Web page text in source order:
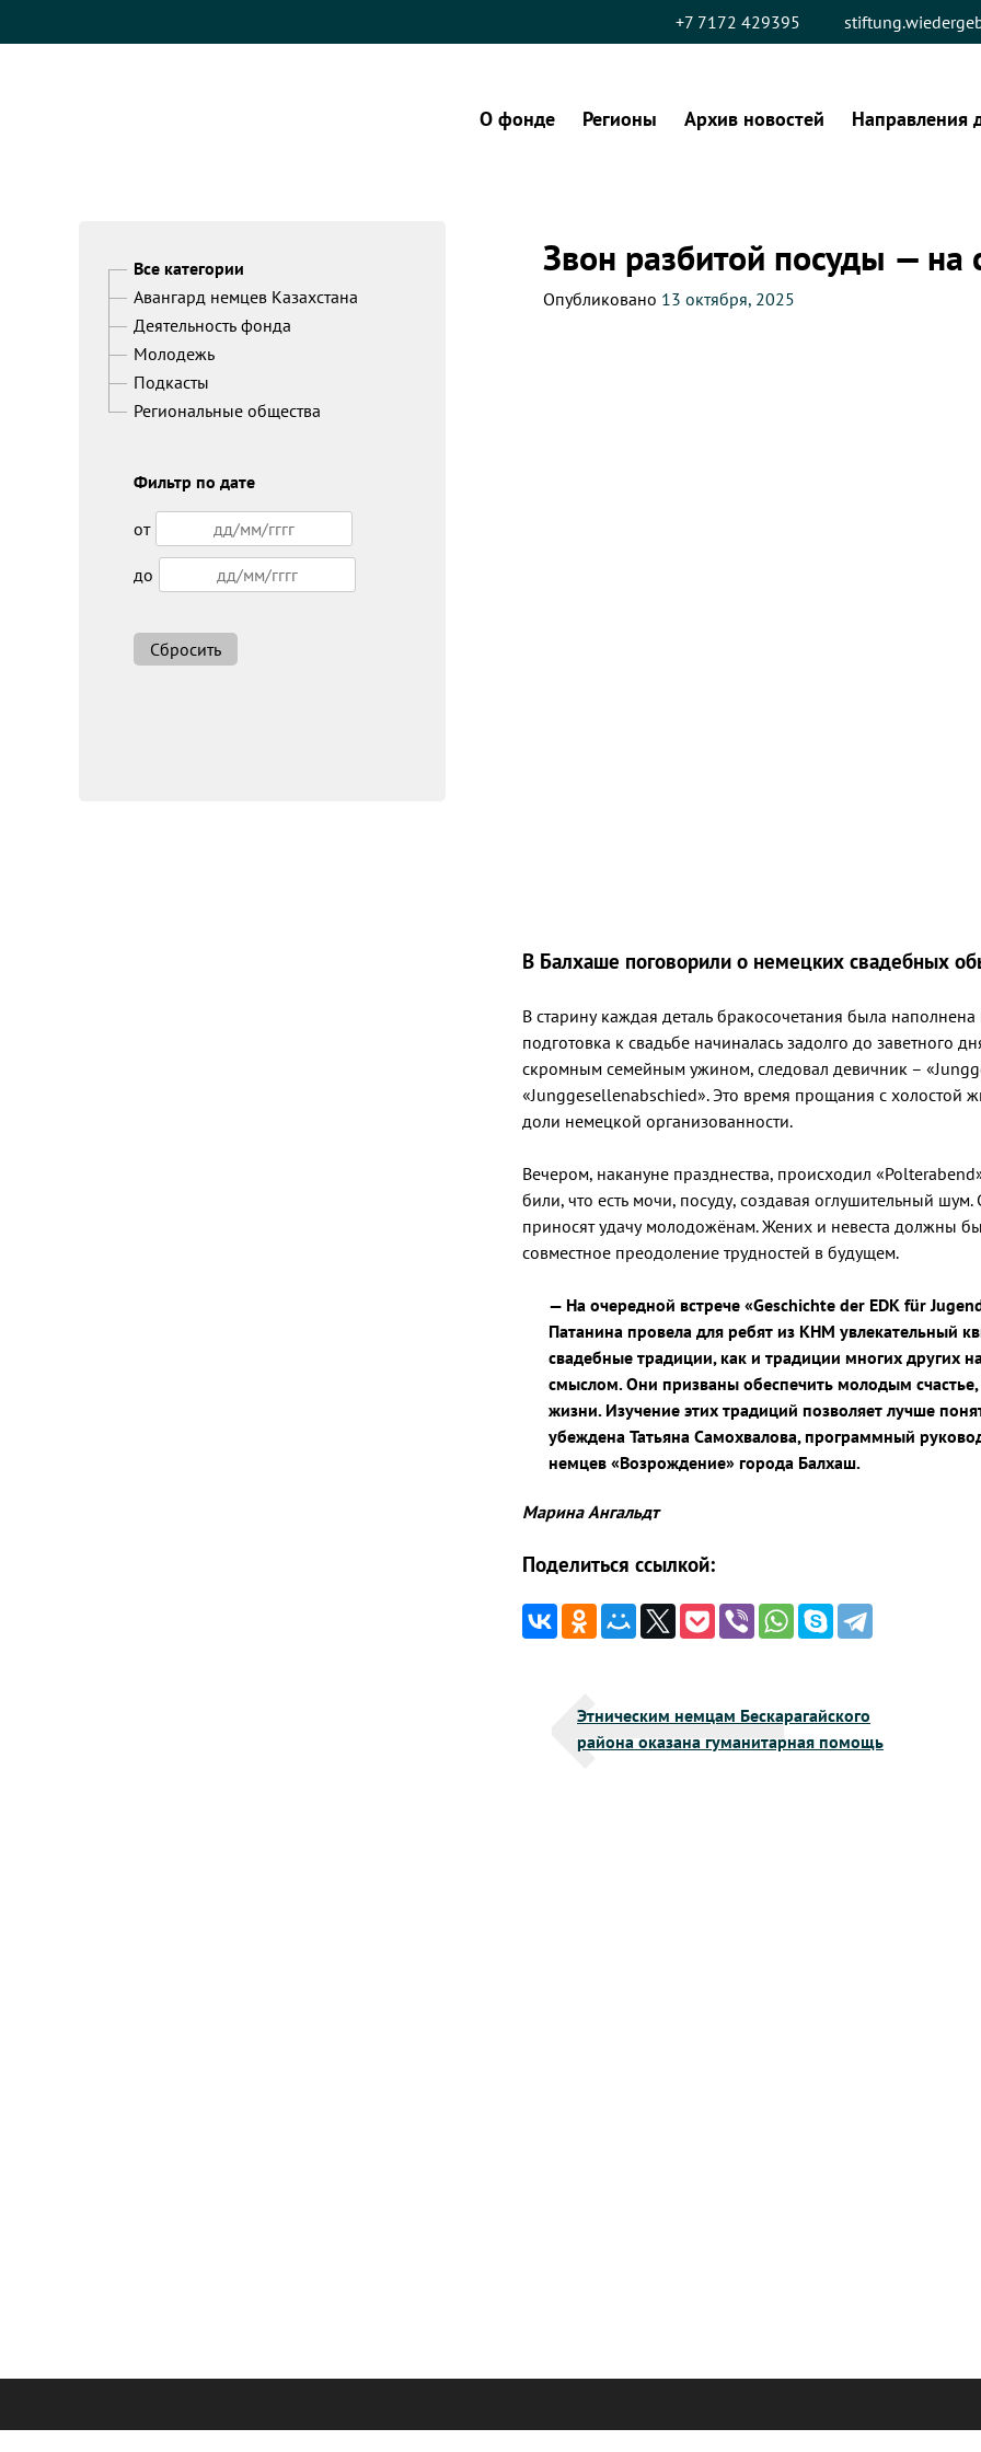
+7 7172 429395
О фонде Регионы Архив новостей Направления
Звон разбитой посуды — на
Опубликовано 13 октября, 2025
В Балхаше поговорили о немецких свадебных
В старину каждая деталь бракосочетания была
подготовка к свадьбе начиналась задолго до заветного
скромным семейным ужином, следовал девичник –
«Junggesellenabschied». Это время прощания с холостой
доли немецкой организованности.
Вечером, накануне празднества, происходил
били, что есть мочи, посуду, создавая оглушительный
приносят удачу молодожёнам. Жених и невеста должны
совместное преодоление трудностей в будущем.
— На очередной встрече «Geschichte der EDK für
Патанина провела для ребят из КНМ увлекательный
свадебные традиции, как и традиции многих
смыслом. Они призваны обеспечить молодым
жизни. Изучение этих традиций позволяет лучше
убеждена Татьяна Самохвалова, программный
немцев «Возрождение» города Балхаш.
Марина Ангальдт
Поделиться ссылкой:
Этническим немцам Бескарагайского
района оказана гуманитарная помощь
Все категории
Авангард немцев Казахстана
Деятельность фонда
Молодежь
Подкасты
Региональные общества
Фильтр по дате
от
до
Сбросить